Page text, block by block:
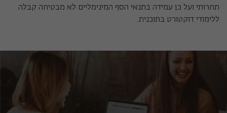
תחרותי ועל כן עמידה בתנאי הסף המינימליים לא מבטיחה קבלה
ללימודי דוקטורט בתוכנית.